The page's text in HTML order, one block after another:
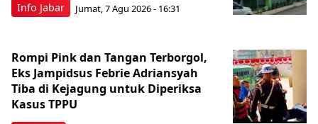
Info Jabar Jumat, 7 Agu 2026 - 16:31
Rompi Pink dan Tangan Terborgol,
Eks Jampidsus Febrie Adriansyah
Tiba di Kejagung untuk Diperiksa
Kasus TPPU